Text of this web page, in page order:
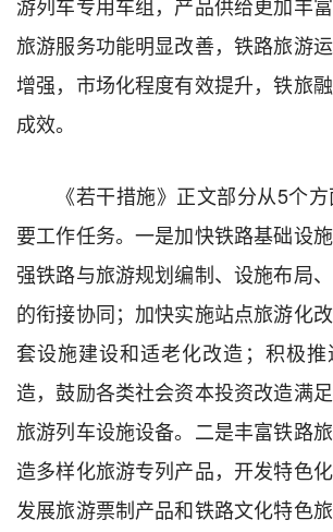
旅游服务功能明显改善，铁路旅游
增强，市场化程度有效提升，铁旅
成效。
《若干措施》正文部分从5个
要工作任务。一是加快铁路基础设
强铁路与旅游规划编制、设施布局
的衔接协同；加快实施站点旅游化
套设施建设和适老化改造；积极
造，鼓励各类社会资本投资改造满
旅游列车设施设备。二是丰富铁路
造多样化旅游专列产品，开发特色化
发展旅游票制产品和铁路文化特色